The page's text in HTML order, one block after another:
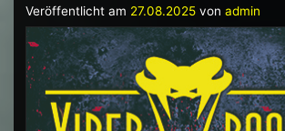
Veröffentlicht am 27.08.2025von admin